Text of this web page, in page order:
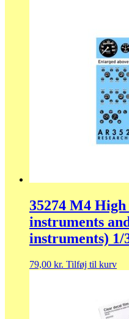
35274 M4
instruments
instruments) 1/
79,00 kr. Tilføj til kurv